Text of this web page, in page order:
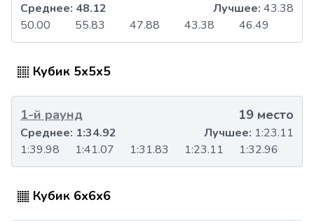
50.00 55.83 47.88 43.38 46.49
Среднее: 48.12 Лучшее: 43.38
Кубик 5x5x5
1-й раунд 19 место
1:39.98 1:41.07 1:31.83 1:23.11 1:32.96
Среднее: 1:34.92 Лучшее: 1:23.11
Кубик 6x6x6